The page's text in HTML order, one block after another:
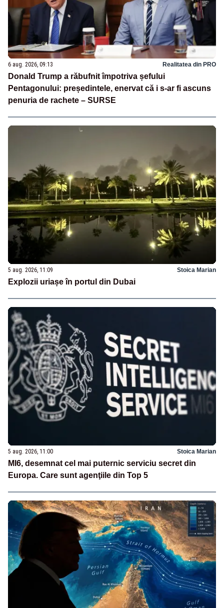
6 aug. 2026, 09:13 Realitatea din PRO
Donald Trump a răbufnit împotriva șefului
Pentagonului: președintele, enervat că i s-ar fi ascuns
penuria de rachete – SURSE
5 aug. 2026, 11:09 Stoica Marian
Explozii uriașe în portul din Dubai
5 aug. 2026, 11:00 Stoica Marian
MI6, desemnat cel mai puternic serviciu secret din
Europa. Care sunt agenţiile din Top 5